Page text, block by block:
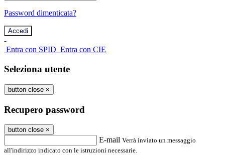
Password dimenticata?
-
Entra con SPID Entra con CIE
Seleziona utente
button close ×
Recupero password
button close ×
E-mail Verrà inviato un messaggio
all'indirizzo indicato con le istruzioni necessarie.